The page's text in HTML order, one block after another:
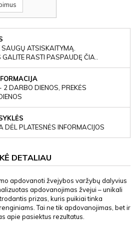
ATSISKAITYMĄ.
RASTI PASPAUDĘ ČIA..
2 DARBO DIENOS, PREKĖS
DĖL PLATESNĖS INFORMACIJOS
DETALIAU
apdovanoti žvejybos varžybų dalyvius
apdovanojimas žvejui – unikali
prizas, kuris puikiai tinka
Tai ne tik apdovanojimas, bet ir
apie pasiektus rezultatus.